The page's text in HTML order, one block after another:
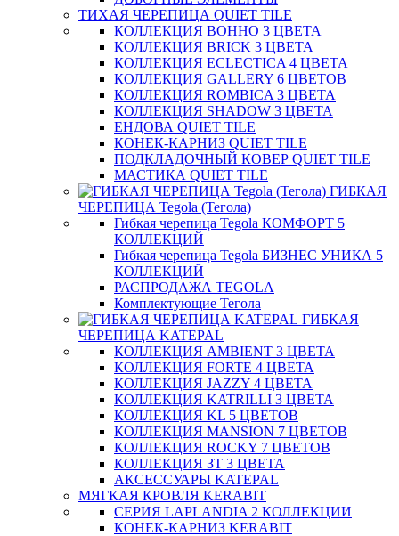
ТИХАЯ ЧЕРЕПИЦА QUIET TILE
КОЛЛЕКЦИЯ BOHHO 3 ЦВЕТА
КОЛЛЕКЦИЯ BRICK 3 ЦВЕТА
КОЛЛЕКЦИЯ ECLECTICA 4 ЦВЕТА
КОЛЛЕКЦИЯ GALLERY 6 ЦВЕТОВ
КОЛЛЕКЦИЯ ROMBICA 3 ЦВЕТА
КОЛЛЕКЦИЯ SHADOW 3 ЦВЕТА
ЕНДОВА QUIET TILE
КОНЕК-КАРНИЗ QUIET TILE
ПОДКЛАДОЧНЫЙ КОВЕР QUIET TILE
МАСТИКА QUIET TILE
ГИБКАЯ
ЧЕРЕПИЦА Tegola (Тегола)
Гибкая черепица Tegola КОМФОРТ 5
КОЛЛЕКЦИЙ
Гибкая черепица Tegola БИЗНЕС УНИКА 5
КОЛЛЕКЦИЙ
РАСПРОДАЖА TEGOLA
Комплектующие Тегола
ГИБКАЯ
ЧЕРЕПИЦА KATEPAL
КОЛЛЕКЦИЯ AMBIENT 3 ЦВЕТА
КОЛЛЕКЦИЯ FORTE 4 ЦВЕТА
КОЛЛЕКЦИЯ JAZZY 4 ЦВЕТА
КОЛЛЕКЦИЯ KATRILLI 3 ЦВЕТА
КОЛЛЕКЦИЯ KL 5 ЦВЕТОВ
КОЛЛЕКЦИЯ MANSION 7 ЦВЕТОВ
КОЛЛЕКЦИЯ ROCKY 7 ЦВЕТОВ
КОЛЛЕКЦИЯ ЗТ 3 ЦВЕТА
АКСЕССУАРЫ KATEPAL
МЯГКАЯ КРОВЛЯ KERABIT
СЕРИЯ LAPLANDIA 2 КОЛЛЕКЦИИ
КОНЕК-КАРНИЗ KERABIT